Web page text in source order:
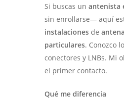
Si buscas unantenista
sin enrollarse— aquí
instalaciones de
particulares. Conozco
conectores y LNBs. Mi
el primer contacto.
Qué me diferencia